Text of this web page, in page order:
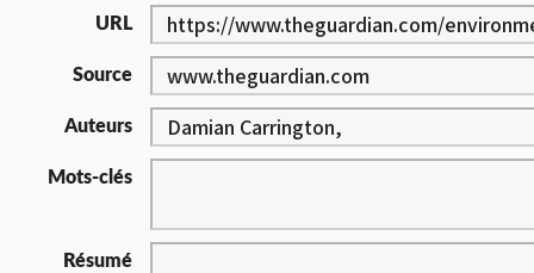
URL
Source
Auteurs
Mots-clés
Résumé